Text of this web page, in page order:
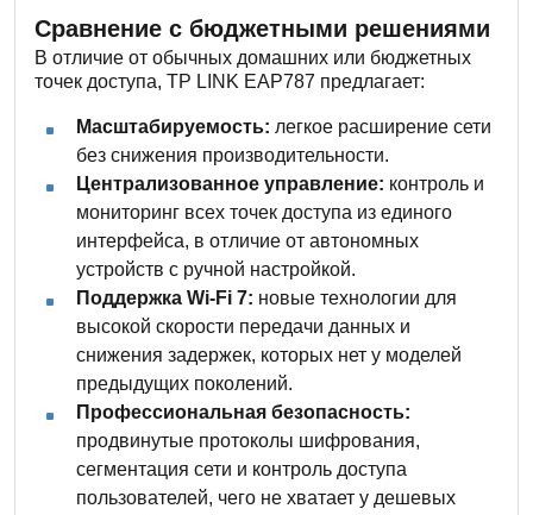
Сравнение с бюджетными решениями
В отличие от обычных домашних или бюджетных
точек доступа, TP LINK EAP787 предлагает:
Масштабируемость: легкое расширение сети
без снижения производительности.
Централизованное управление: контроль и
мониторинг всех точек доступа из единого
интерфейса, в отличие от автономных
устройств с ручной настройкой.
Поддержка Wi-Fi 7: новые технологии для
высокой скорости передачи данных и
снижения задержек, которых нет у моделей
предыдущих поколений.
Профессиональная безопасность:
продвинутые протоколы шифрования,
сегментация сети и контроль доступа
пользователей, чего не хватает у дешевых